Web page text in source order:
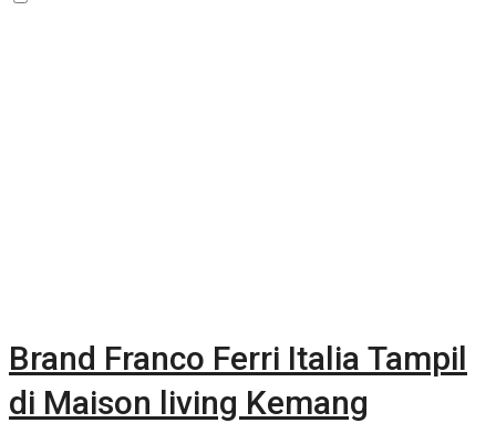
Brand Franco Ferri Italia Tampil
di Maison living Kemang